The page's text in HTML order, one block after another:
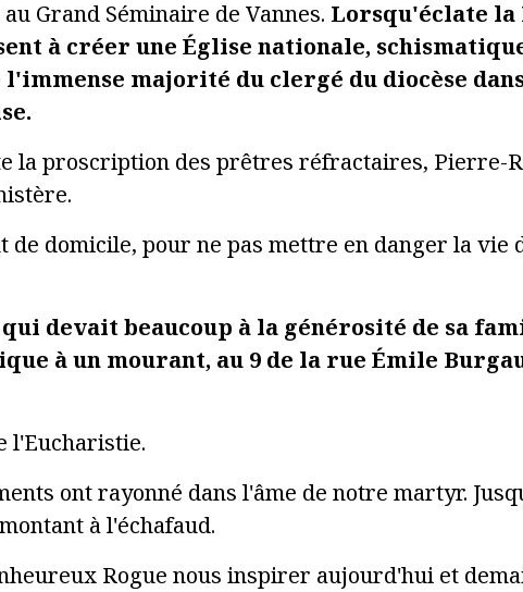
Grand Séminaire de Vannes. Lorsqu'éclate
à créer une Église nationale,
majorité du clergé du diocèse
la proscription des prêtres réfractaires, Pierre-
de domicile, pour ne pas mettre en danger la vie
devait beaucoup à la générosité de sa
à un mourant, au 9 de la rue Émile
l'Eucharistie.
ont rayonné dans l'âme de notre martyr.
à l'échafaud.
Rogue nous inspirer aujourd'hui et